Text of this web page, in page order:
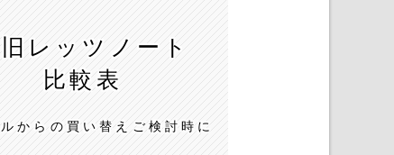
レッツノート
比較表
ルからの買い替えご検討時に